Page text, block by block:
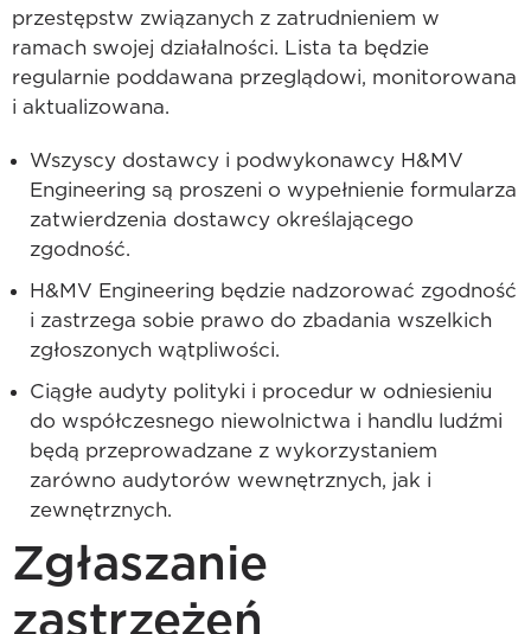
przestępstw związanych z zatrudnieniem w
ramach swojej działalności. Lista ta będzie
regularnie poddawana przeglądowi, monitorowana
i aktualizowana.
Wszyscy dostawcy i podwykonawcy H&MV
Engineering są proszeni o wypełnienie formularza
zatwierdzenia dostawcy określającego
zgodność.
H&MV Engineering będzie nadzorować zgodność
i zastrzega sobie prawo do zbadania wszelkich
zgłoszonych wątpliwości.
Ciągłe audyty polityki i procedur w odniesieniu
do współczesnego niewolnictwa i handlu ludźmi
będą przeprowadzane z wykorzystaniem
zarówno audytorów wewnętrznych, jak i
zewnętrznych.
Zgłaszanie
zastrzeżeń